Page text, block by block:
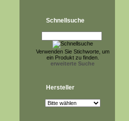
Schnellsuche
Verwenden Sie Stichworte, um
ein Produkt zu finden.
erweiterte Suche
Hersteller